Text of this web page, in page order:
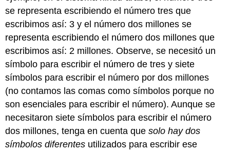
se representa escribiendo el número tres que
escribimos así: 3 y el número dos millones se
representa escribiendo el número dos millones que
escribimos así: 2 millones. Observe, se necesitó un
símbolo para escribir el número de tres y siete
símbolos para escribir el número por dos millones
(no contamos las comas como símbolos porque no
son esenciales para escribir el número). Aunque se
necesitaron siete símbolos para escribir el número
dos millones, tenga en cuenta quesolo hay dos
símbolos diferentes utilizados para escribir ese